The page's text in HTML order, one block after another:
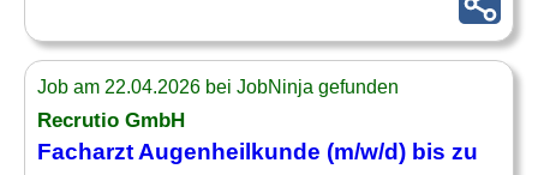
Job am 22.04.2026 bei JobNinja gefunden
Recrutio GmbH
Facharzt Augenheilkunde (m/w/d) bis zu